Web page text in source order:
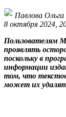
Павлова Ольга
8 октября 2024,
Пользователям
проявлять
поскольку в
информации
том, что
может их